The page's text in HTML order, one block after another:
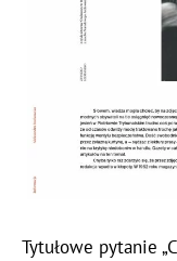
Tytułowe pytanie